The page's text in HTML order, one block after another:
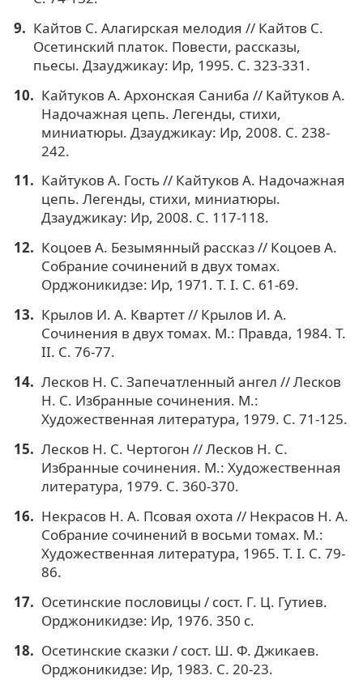
Кайтов С. Алагирская мелодия // Кайтов С.
Осетинский платок. Повести, рассказы,
пьесы. Дзауджикау: Ир, 1995. С. 323-331.
Кайтуков А. Архонская Саниба // Кайтуков А.
Надочажная цепь. Легенды, стихи,
миниатюры. Дзауджикау: Ир, 2008. С. 238-
242.
Кайтуков А. Гость // Кайтуков А. Надочажная
цепь. Легенды, стихи, миниатюры.
Дзауджикау: Ир, 2008. С. 117-118.
Коцоев А. Безымянный рассказ // Коцоев А.
Собрание сочинений в двух томах.
Орджоникидзе: Ир, 1971. Т. I. С. 61-69.
Крылов И. А. Квартет // Крылов И. А.
Сочинения в двух томах. М.: Правда, 1984. Т.
II. С. 76-77.
Лесков Н. С. Запечатленный ангел // Лесков
Н. С. Избранные сочинения. М.:
Художественная литература, 1979. С. 71-125.
Лесков Н. С. Чертогон // Лесков Н. С.
Избранные сочинения. М.: Художественная
литература, 1979. С. 360-370.
Некрасов Н. А. Псовая охота // Некрасов Н. А.
Собрание сочинений в восьми томах. М.:
Художественная литература, 1965. Т. I. С. 79-
86.
Осетинские пословицы / сост. Г. Ц. Гутиев.
Орджоникидзе: Ир, 1976. 350 с.
Осетинские сказки / сост. Ш. Ф. Джикаев.
Орджоникидзе: Ир, 1983. С. 20-23.